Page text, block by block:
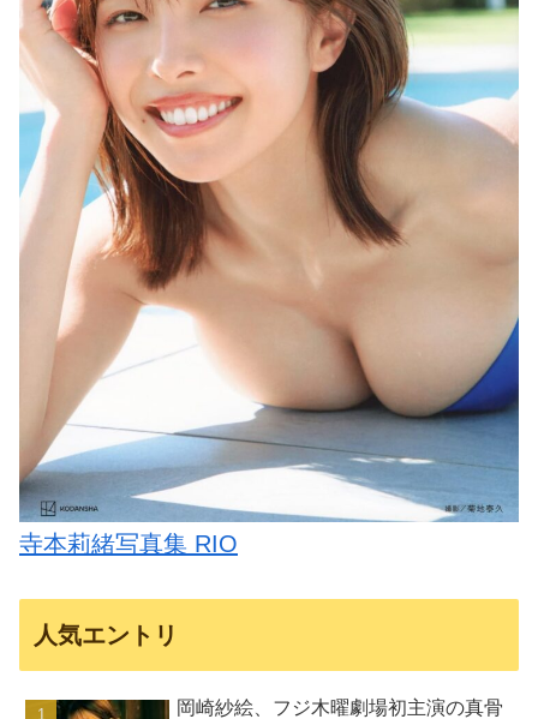
寺本莉緒写真集 RIO
人気エントリ
岡崎紗絵、フジ木曜劇場初主演の真骨